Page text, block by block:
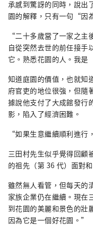
承感到驚訝的同時，說出
園的解釋，只有一句“因
“二十多歲當了一家之主
自從突然去世的前任接手
它。熟悉花園的人。我是
知道庭園的價值，也就知
府官吏的地位很強，但隨
據說他支付了大成館發行
影，陷入了經濟困難。
“如果生意繼續順利進行
三田村先生似乎覺得回顧
的祖先（第 36 代）面對
雖然無人看管，但每天的
家族企業仍在繼續。現在
到花園的美麗和景色的
因為它是一個好花園。”